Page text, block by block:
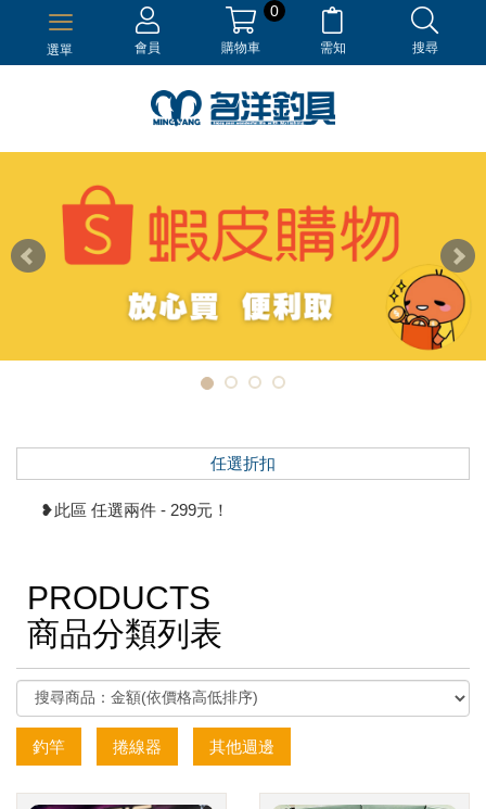
選單 會員 購物車
0
需知 搜尋
任選折扣
❥此區 任選兩件 - 299元！
PRODUCTS
商品分類列表
釣竿 捲線器 其他週邊